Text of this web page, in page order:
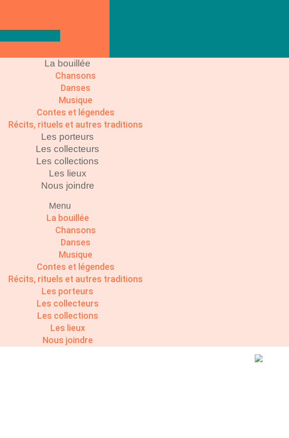
La bouillée
Chansons
Danses
Musique
Contes et légendes
Récits, rituels et autres traditions
Les porteurs
Les collecteurs
Les collections
Les lieux
Nous joindre
Menu
La bouillée
Chansons
Danses
Musique
Contes et légendes
Récits, rituels et autres traditions
Les porteurs
Les collecteurs
Les collections
Les lieux
Nous joindre